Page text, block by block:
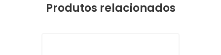
Produtos relacionados